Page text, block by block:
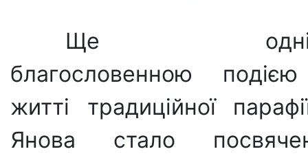
Ще
благословенною
житті традиційної
Янова стало